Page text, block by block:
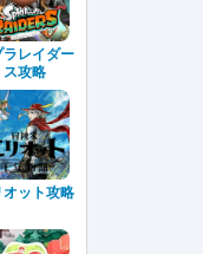
ラレイダー
ス攻略
オット攻略